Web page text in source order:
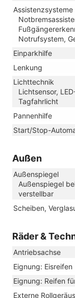
Assistenzsysteme
Notrufsystem,
Einparkhilfe
Lenkung
Lichttechnik
Lichtsensor,
Tagfahrlicht
Pannenhilfe
Start/Stop-
Außen
Außenspiegel
Außenspiegel
verstellbar
Scheiben,
Räder &
Antriebsachse
Eignung: Eisreifen
Eignung: Reifen
Externe